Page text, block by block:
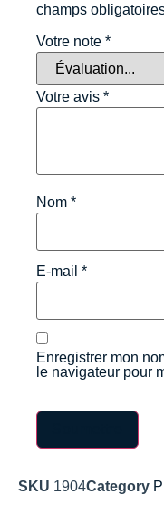
champs
Votre note *
Votre avis *
Nom *
E-mail *
Enregistrer mon
le navigateur pour
SKU 1904Category